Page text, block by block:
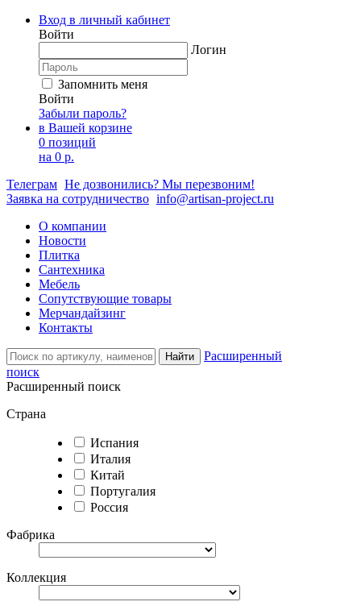
Вход в личный кабинет
Войти
Логин
Запомнить меня
Войти
Забыли пароль?
в Вашей корзине
0 позиций
на 0 р.
Телеграм Не дозвонились? Мы перезвоним!
Заявка на сотрудничество info@artisan-project.ru
О компании
Новости
Плитка
Сантехника
Мебель
Сопутствующие товары
Мерчандайзинг
Контакты
Найти
Расширенный
поиск
Расширенный поиск
Страна
Испания
Италия
Китай
Португалия
Россия
Фабрика
Коллекция